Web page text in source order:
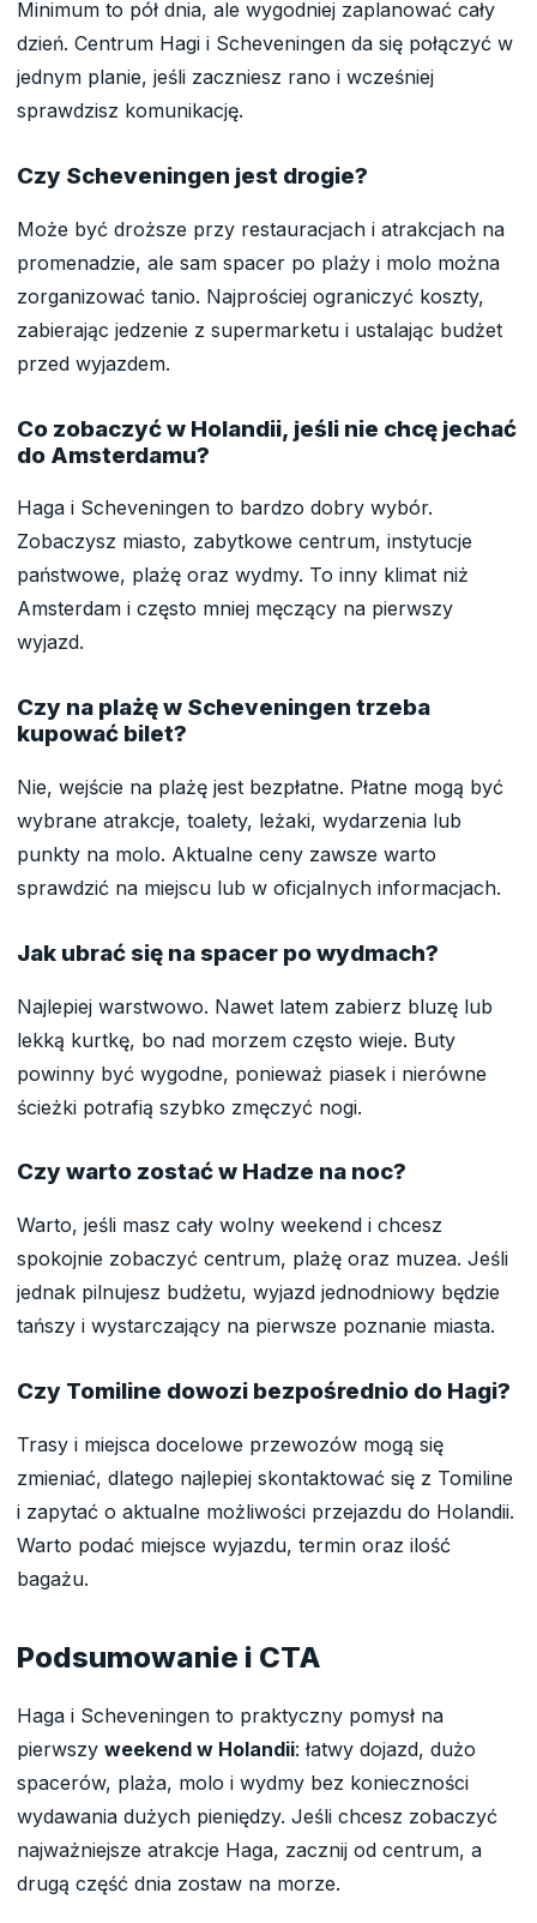
Minimum to pół dnia, ale wygodniej zaplanować cały
dzień. Centrum Hagi i Scheveningen da się połączyć w
jednym planie, jeśli zaczniesz rano i wcześniej
sprawdzisz komunikację.
Czy Scheveningen jest drogie?
Może być droższe przy restauracjach i atrakcjach na
promenadzie, ale sam spacer po plaży i molo można
zorganizować tanio. Najprościej ograniczyć koszty,
zabierając jedzenie z supermarketu i ustalając budżet
przed wyjazdem.
Co zobaczyć w Holandii, jeśli nie chcę jechać
do Amsterdamu?
Haga i Scheveningen to bardzo dobry wybór.
Zobaczysz miasto, zabytkowe centrum, instytucje
państwowe, plażę oraz wydmy. To inny klimat niż
Amsterdam i często mniej męczący na pierwszy
wyjazd.
Czy na plażę w Scheveningen trzeba
kupować bilet?
Nie, wejście na plażę jest bezpłatne. Płatne mogą być
wybrane atrakcje, toalety, leżaki, wydarzenia lub
punkty na molo. Aktualne ceny zawsze warto
sprawdzić na miejscu lub w oficjalnych informacjach.
Jak ubrać się na spacer po wydmach?
Najlepiej warstwowo. Nawet latem zabierz bluzę lub
lekką kurtkę, bo nad morzem często wieje. Buty
powinny być wygodne, ponieważ piasek i nierówne
ścieżki potrafią szybko zmęczyć nogi.
Czy warto zostać w Hadze na noc?
Warto, jeśli masz cały wolny weekend i chcesz
spokojnie zobaczyć centrum, plażę oraz muzea. Jeśli
jednak pilnujesz budżetu, wyjazd jednodniowy będzie
tańszy i wystarczający na pierwsze poznanie miasta.
Czy Tomiline dowozi bezpośrednio do Hagi?
Trasy i miejsca docelowe przewozów mogą się
zmieniać, dlatego najlepiej skontaktować się z Tomiline
i zapytać o aktualne możliwości przejazdu do Holandii.
Warto podać miejsce wyjazdu, termin oraz ilość
bagażu.
Podsumowanie i CTA
Haga i Scheveningen to praktyczny pomysł na
pierwszy weekend w Holandii: łatwy dojazd, dużo
spacerów, plaża, molo i wydmy bez konieczności
wydawania dużych pieniędzy. Jeśli chcesz zobaczyć
najważniejsze atrakcje Haga, zacznij od centrum, a
drugą część dnia zostaw na morze.